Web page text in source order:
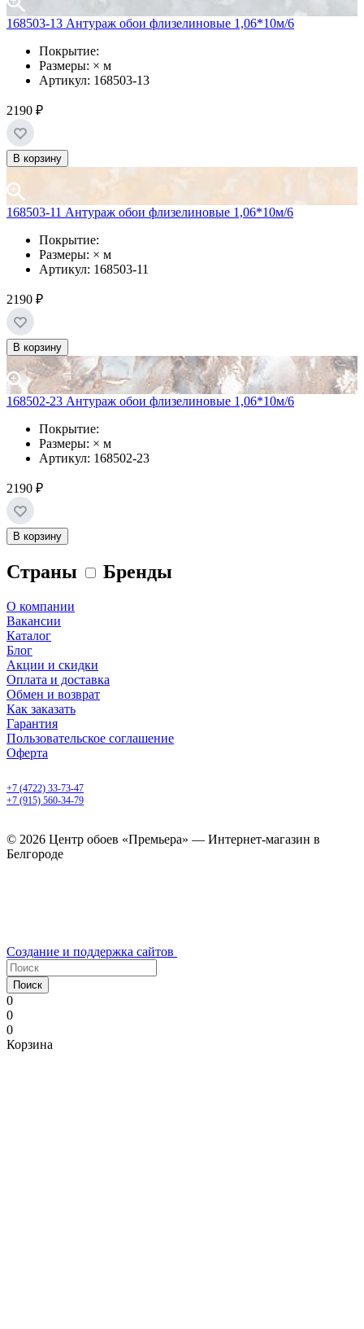
168503-13 Антураж обои флизелиновые 1,06*10м/6
Покрытие:
Размеры: × м
Артикул: 168503-13
2190 ₽
В корзину
168503-11 Антураж обои флизелиновые 1,06*10м/6
Покрытие:
Размеры: × м
Артикул: 168503-11
2190 ₽
В корзину
168502-23 Антураж обои флизелиновые 1,06*10м/6
Покрытие:
Размеры: × м
Артикул: 168502-23
2190 ₽
В корзину
Страны Бренды
О компании
Вакансии
Каталог
Блог
Акции и скидки
Оплата и доставка
Обмен и возврат
Как заказать
Гарантия
Пользовательское соглашение
Оферта
+7 (4722) 33-73-47
+7 (915) 560-34-79
© 2026 Центр обоев «Премьера» — Интернет-магазин в
Белгороде
Создание и поддержка сайтов
Поиск
0
0
0
Корзина